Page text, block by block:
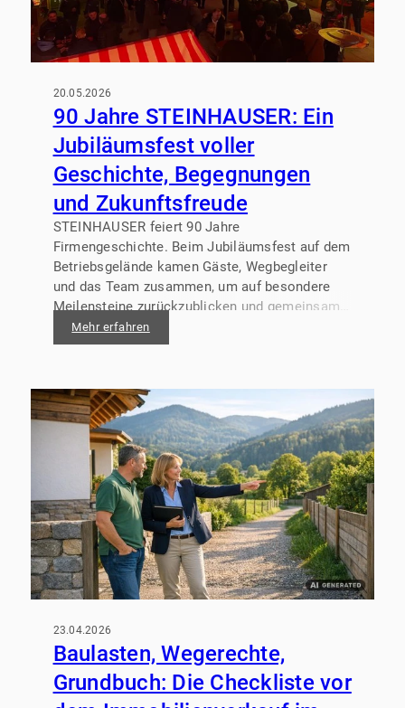
20.05.2026
90 Jahre STEINHAUSER: Ein
Jubiläumsfest voller
Geschichte, Begegnungen
und Zukunftsfreude
STEINHAUSER feiert 90 Jahre
Firmengeschichte. Beim Jubiläumsfest auf dem
Betriebsgelände kamen Gäste, Wegbegleiter
und das Team zusammen, um auf besondere
Meilensteine zurückzublicken und gemeinsam
einen stimmungsvollen Tag zu erleben.
Mehr erfahren
23.04.2026
Baulasten, Wegerechte,
Grundbuch: Die Checkliste vor